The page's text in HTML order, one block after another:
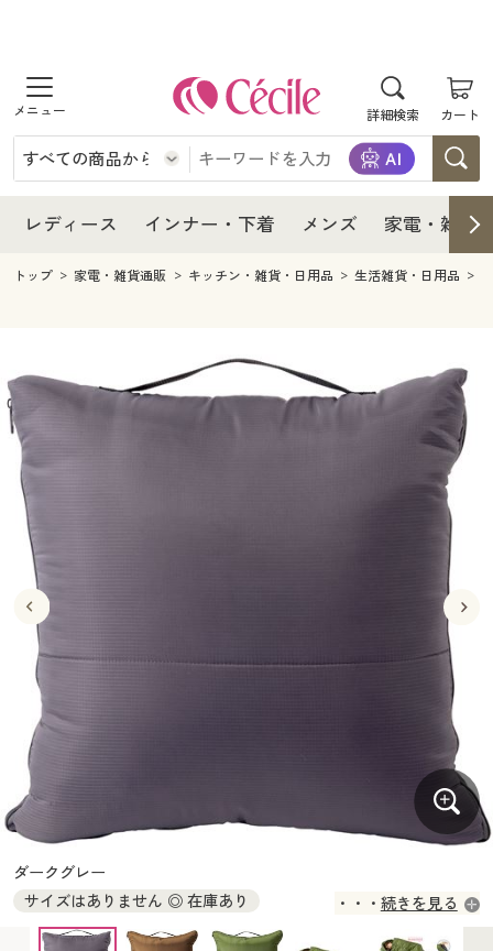
詳細検索 カート
商品を探す
レディース
レディースファッション
インナー・下着
インナー・下着通販すべて
メンズ下着
メンズ
メンズファッション
家電・雑貨すべて
寝具・インテリア・家具
寝具・ベッド
カーテン・ラグ・ファブリック
美容・健康
美容・健康・サプリメント
制服・スクール
制服・スクールすべて
制服・学生服
ジュニア・ティーンズ下着
大きいサイズ
大きいサイズ通販すべて
大きいサイズ レディース服
大きいサイズ メンズ
大きいサイズ 事務・制服
バーゲン
バーゲンセール
詳細検索
商品カテゴリ一覧
カタログ
カタログ・チラシからのご注文
デジタルカタログ
レディース インナー・下着 メンズ 家電・雑貨
レディース
レディース通販すべて
レディースファッション
インナー・下着
インナー・下着通販すべて
ジュニア・ティーンズ下着
メンズ
メンズ下着
家電
寝具・インテリア・家具通販すべて
カーテン・ラグ・ファブリック
美容・健康
制服・スクール
制服・学生服
ジュニア・ティーンズ下着
大きいサイズ
大きいサイズ通販すべて
大きいサイズ レディース服
大きいサイズ レディース下着
大きいサイズ メンズ
大きいサイズ 事務・制服
バーゲン
バーゲンセール
シークレットセール
詳細検索
商品カテゴリ一覧
カタログ
カタログ・チラシからのご注文
カタログ無料プレゼント
トップ 家電・雑貨通販 キッチン・雑貨・日用品 生活雑貨・日用品
ダークグレー
サイズはありません ◎ 在庫あり
続きを見る